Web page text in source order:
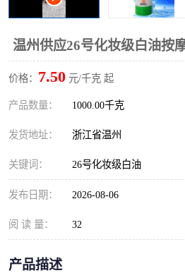
温州供应26号化妆级白油按
价格： 7.50 元/千克 起
产品数量： 1000.00千克
发货地址： 浙江省温州
关键词： 26号化妆级白油
发布日期： 2026-08-06
阅 读 量： 32
产品描述